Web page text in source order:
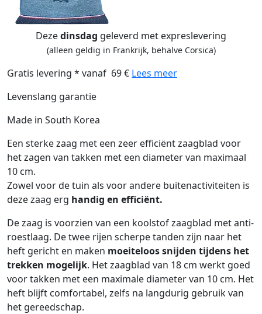
Dezedinsdag geleverd met expreslevering
(alleen geldig in Frankrijk, behalve Corsica)
Gratis levering * vanaf 69 € Lees meer
Levenslang garantie
Made in South Korea
Een sterke zaag met een zeer efficiënt zaagblad voor
het zagen van takken met een diameter van maximaal
10 cm.
Zowel voor de tuin als voor andere buitenactiviteiten is
deze zaag erg handig en efficiënt.
De zaag is voorzien van een koolstof zaagblad met anti-
roestlaag. De twee rijen scherpe tanden zijn naar het
heft gericht en maken moeiteloos snijden tijdens het
trekken mogelijk. Het zaagblad van 18 cm werkt goed
voor takken met een maximale diameter van 10 cm. Het
heft blijft comfortabel, zelfs na langdurig gebruik van
het gereedschap.